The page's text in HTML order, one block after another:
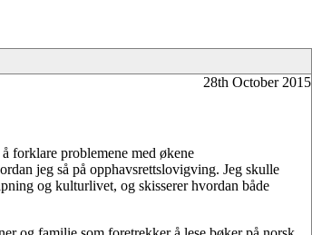
28th October 2015
forklare problemene med økene
jeg så på opphavsrettslovigving. Jeg skulle
og kulturlivet, og skisserer hvordan både